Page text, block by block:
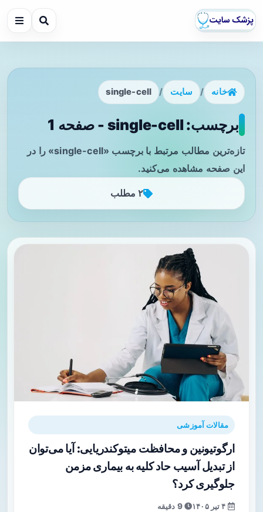
خانه / سایت /
single-cell
برچسب: single-cell - صفحه 1
تازه‌ترین مطالب مرتبط با برچسب «single-cell» را در
این صفحه مشاهده می‌کنید.
۲ مطلب
مقالات آموزشی
ارگوتیونین و محافظت میتوکندریایی: آیا می‌توان
از تبدیل آسیب حاد کلیه به بیماری مزمن
جلوگیری کرد؟
9 دقیقه